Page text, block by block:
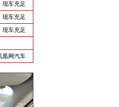
现车充足
现车充足
现车充足
凰网汽车